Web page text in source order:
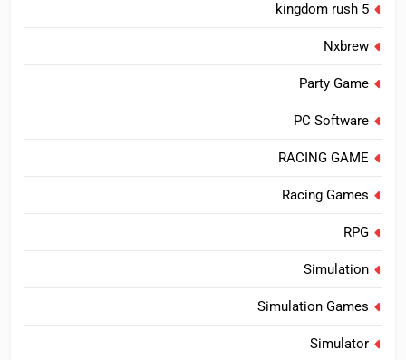
kingdom rush 5
Nxbrew
Party Game
PC Software
RACING GAME
Racing Games
RPG
Simulation
Simulation Games
Simulator